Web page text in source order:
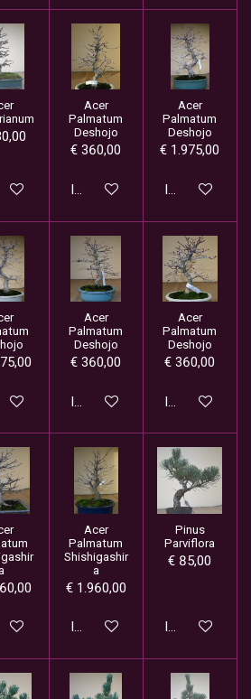
Acer
Palmatum
Deshojo
€ 360,00
In winkelwagen
Acer
Palmatum
Deshojo
€ 1.975,00
In
Acer
Palmatum
Deshojo
€ 360,00
In winkelwagen
Acer
Palmatum
Deshojo
€ 360,00
In
Acer
Palmatum
Shishigashir
a
€ 1.960,00
In winkelwagen
Pinus
Parviflora
€ 85,00
In